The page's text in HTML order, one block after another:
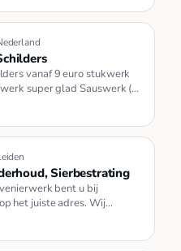
vanaf 9 euro stukwerk
super glad Sauswerk (
Sierbestrating
bent u bij
het juiste adres. Wij
vakwerk…